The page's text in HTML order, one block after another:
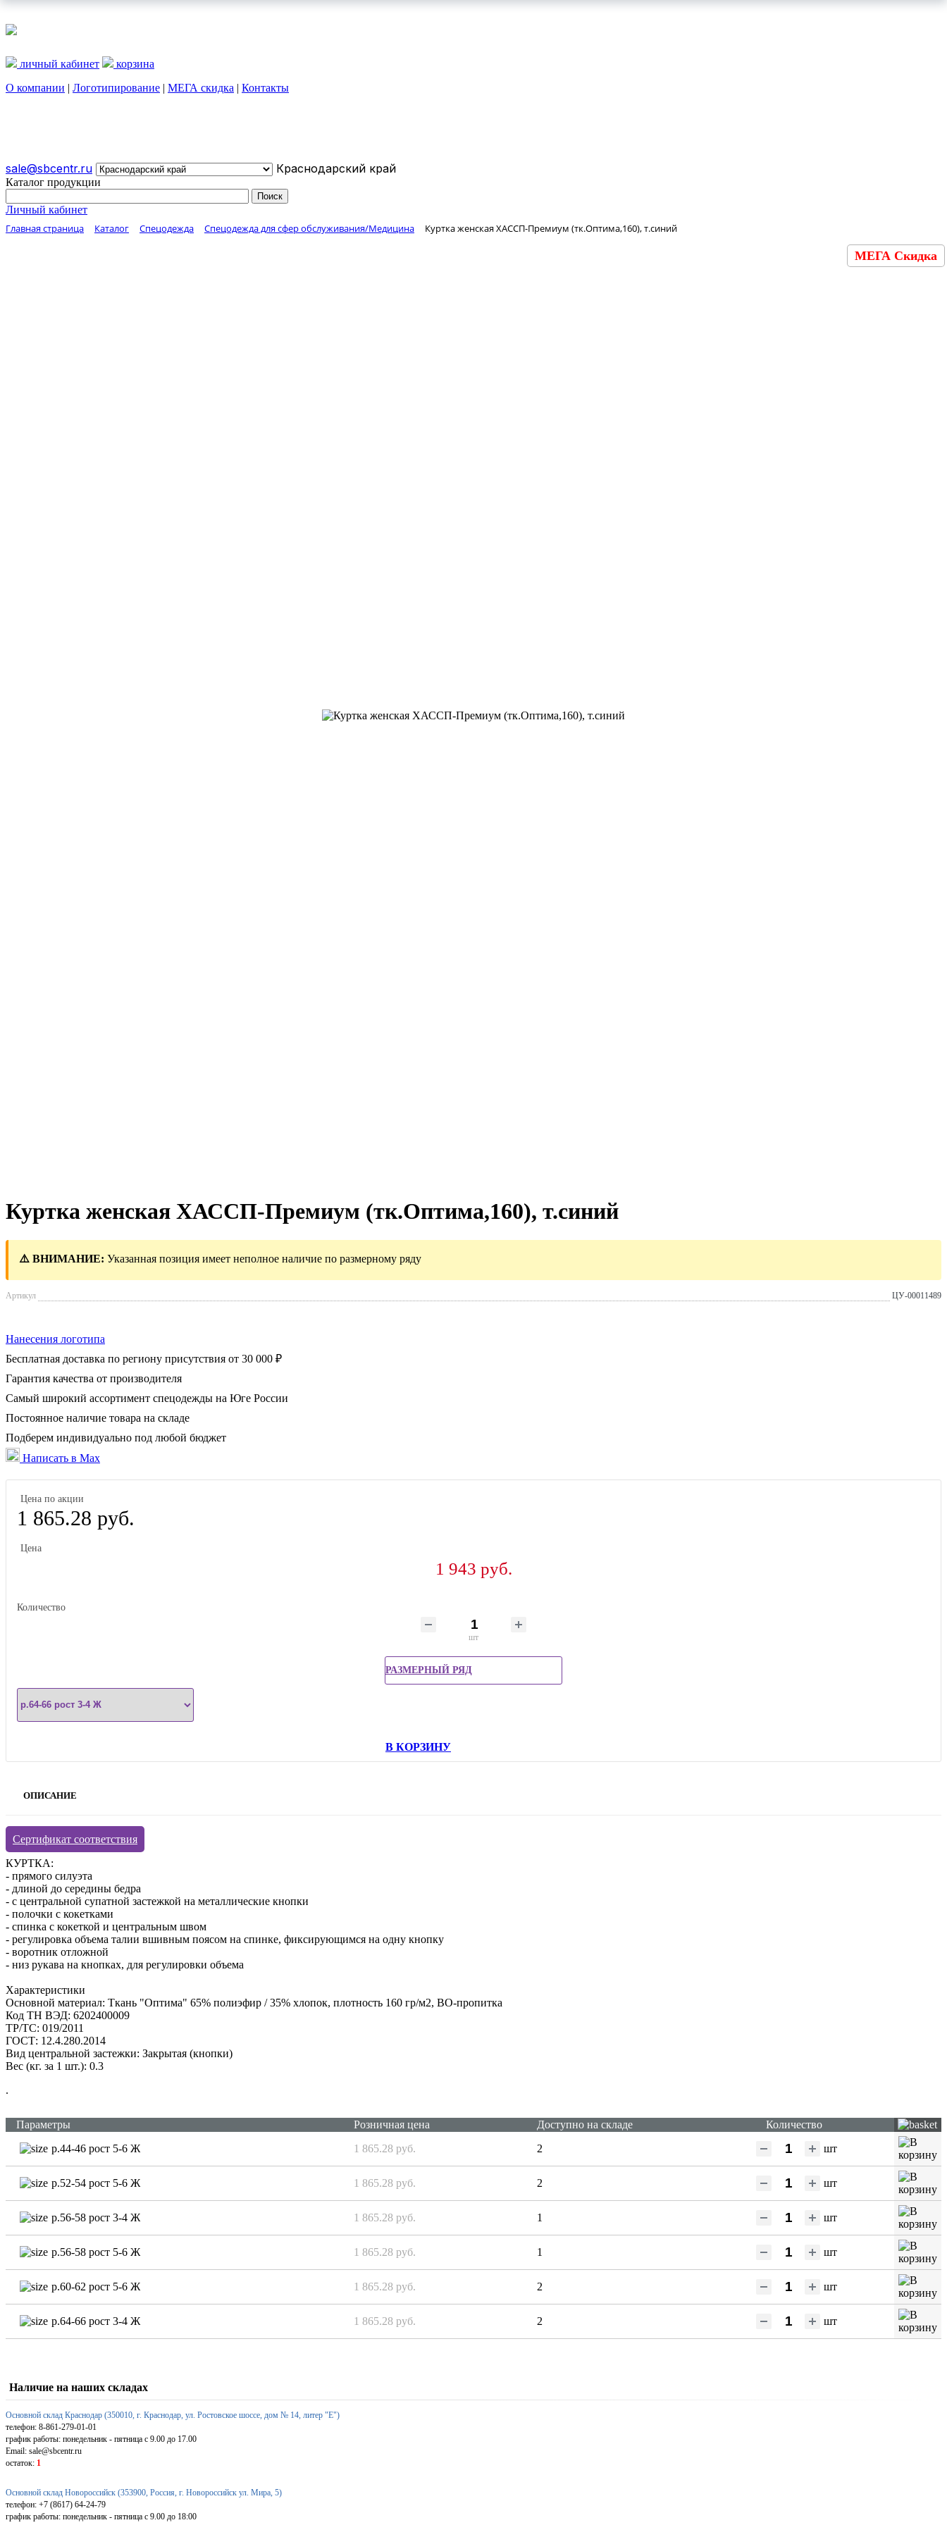
личный кабинет
корзина
О компании | Логотипирование | МЕГА скидка | Контакты
sale@sbcentr.ru Краснодарский край
Каталог продукции
Личный кабинет
Главная страница Каталог Спецодежда Спецодежда для сфер обслуживания/Медицина Куртка женская ХАССП-Премиум (тк.Оптима,160), т.синий
МЕГА Скидка
Куртка женская ХАССП-Премиум (тк.Оптима,160), т.синий
⚠️ ВНИМАНИЕ: Указанная позиция имеет неполное наличие по размерному ряду
Артикул ЦУ-00011489
Нанесения логотипа
Бесплатная доставка по региону присутствия от 30 000 ₽
Гарантия качества от производителя
Самый широкий ассортимент спецодежды на Юге России
Постоянное наличие товара на складе
Подберем индивидуально под любой бюджет
Написать в Max
Цена по акции
1 865.28 руб.
Цена
1 943 руб.
Количество
шт
РАЗМЕРНЫЙ РЯД
В КОРЗИНУ
ОПИСАНИЕ
Сертификат соответствия
КУРТКА:
- прямого силуэта
- длиной до середины бедра
- с центральной супатной застежкой на металлические кнопки
- полочки с кокетками
- спинка с кокеткой и центральным швом
- регулировка объема талии вшивным поясом на спинке, фиксирующимся на одну кнопку
- воротник отложной
- низ рукава на кнопках, для регулировки объема
Характеристики
Основной материал: Ткань "Оптима" 65% полиэфир / 35% хлопок, плотность 160 гр/м2, ВО-пропитка
Код ТН ВЭД: 6202400009
ТР/ТС: 019/2011
ГОСТ: 12.4.280.2014
Вид центральной застежки: Закрытая (кнопки)
Вес (кг. за 1 шт.): 0.3
.
Параметры Розничная цена Доступно на складе
Количество
р.44-46 рост 5-6 Ж
1 865.28 руб. 2 шт
р.52-54 рост 5-6 Ж 1 865.28 руб. 2 шт
р.56-58 рост 3-4 Ж 1 865.28 руб. 1 шт
р.56-58 рост 5-6 Ж 1 865.28 руб. 1 шт
р.60-62 рост 5-6 Ж 1 865.28 руб. 2 шт
р.64-66 рост 3-4 Ж 1 865.28 руб. 2 шт
Наличие на наших складах
Основной склад Краснодар (350010, г. Краснодар, ул. Ростовское шоссе, дом № 14, литер "Е")
телефон: 8-861-279-01-01
график работы: понедельник - пятница с 9.00 до 17.00
Email: sale@sbcentr.ru
остаток: 1
Основной склад Новороссийск (353900, Россия, г. Новороссийск ул. Мира, 5)
телефон: +7 (8617) 64-24-79
график работы: понедельник - пятница с 9.00 до 18:00